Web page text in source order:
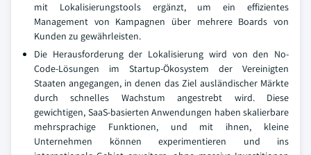
mit Lokalisierungstools ergänzt, um ein effizientes
Management von Kampagnen über mehrere Boards von
Kunden zu gewährleisten.
Die Herausforderung der Lokalisierung wird von den No-
Code-Lösungen im Startup-Ökosystem der Vereinigten
Staaten angegangen, in denen das Ziel ausländischer Märkte
durch schnelles Wachstum angestrebt wird. Diese
gewichtigen, SaaS-basierten Anwendungen haben skalierbare
mehrsprachige Funktionen, und mit ihnen, kleine
Unternehmen können experimentieren und ins